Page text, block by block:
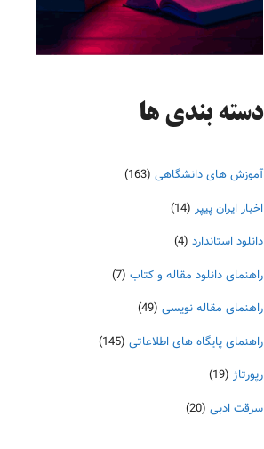
دسته‌ بندی ها
آموزش های دانشگاهی (163)
اخبار ایران پیپر (14)
دانلود استاندارد (4)
راهنمای دانلود مقاله و کتاب (7)
راهنمای مقاله نویسی (49)
راهنمای پایگاه های اطلاعاتی (145)
رپورتاژ (19)
سرقت ادبی (20)